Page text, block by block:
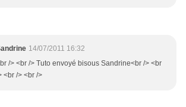
14/07/2011 16:32
/> <br /> Tuto envoyé bisous Sandrine<br /> <br
<br /> <br />